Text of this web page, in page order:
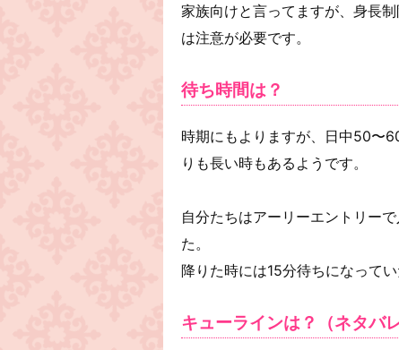
家族向けと言ってますが、身長
は注意が必要です。
待ち時間は？
時期にもよりますが、日中50〜
りも長い時もあるようです。
自分たちはアーリーエントリー
た。
降りた時には15分待ちになって
キューラインは？（ネタバ